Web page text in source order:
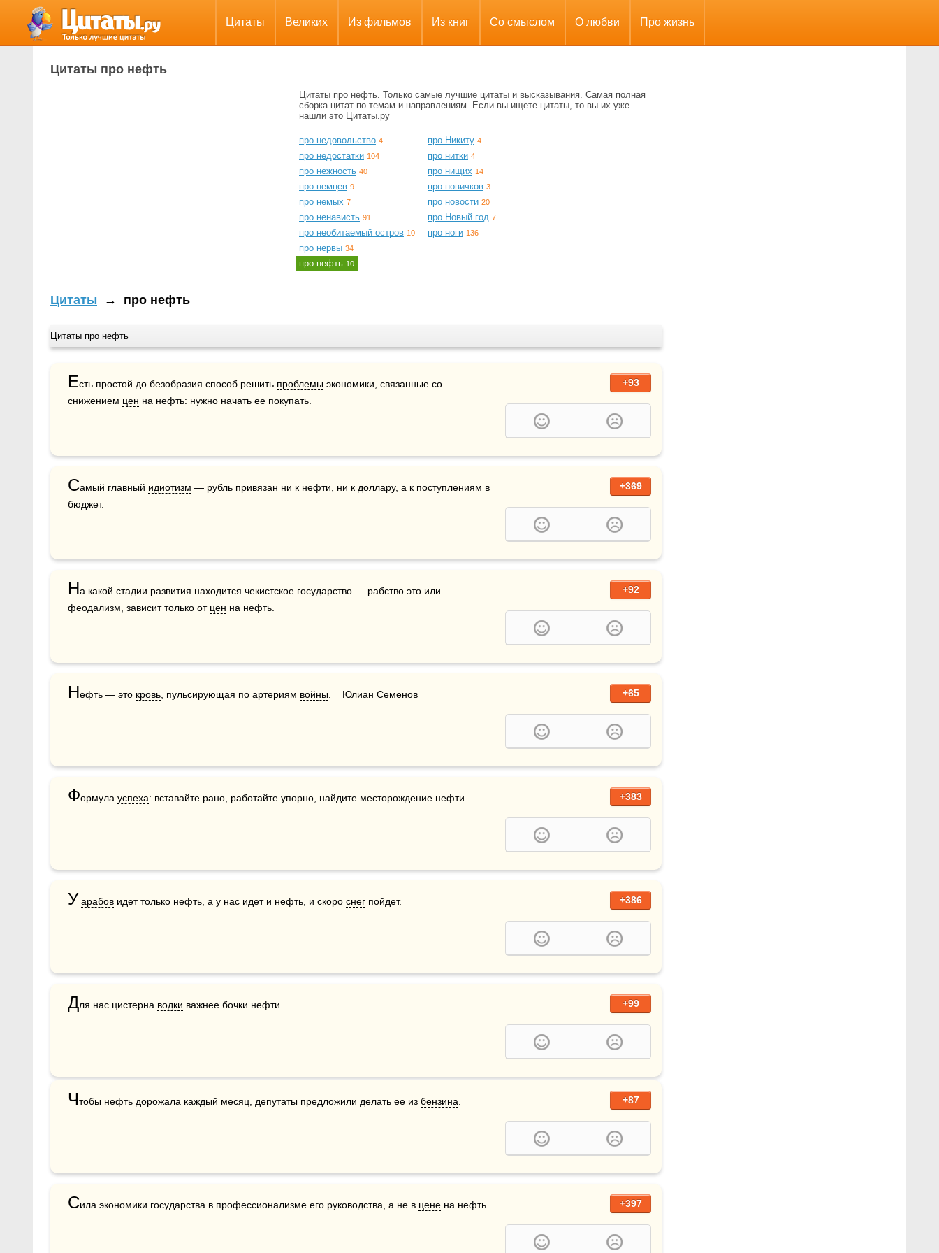
Цитаты Великих Из фильмов Из книг Со смыслом О любви Про жизнь
Цитаты про нефть
Цитаты про нефть. Только самые лучшие цитаты и высказывания. Самая полная
сборка цитат по темам и направлениям. Если вы ищете цитаты, то вы их уже
нашли это Цитаты.ру
про недовольство 4
про недостатки 104
про нежность 40
про немцев 9
про немых 7
про ненависть 91
про необитаемый остров 10
про нервы 34
про нефть 10
про Никиту 4
про нитки 4
про нищих 14
про новичков 3
про новости 20
про Новый год 7
про ноги 136
Цитаты → про нефть
Цитаты про нефть
+93
Есть простой до безобразия способ решить проблемы экономики, связанные со
снижением цен на нефть: нужно начать ее покупать.
+369
Самый главный идиотизм — рубль привязан ни к нефти, ни к доллару, а к поступлениям в
бюджет.
+92
На какой стадии развития находится чекистское государство — рабство это или
феодализм, зависит только от цен на нефть.
+65
Нефть — это кровь , пульсирующая по артериям войны .    Юлиан Семенов
+383
Формула успеха: вставайте рано, работайте упорно, найдите месторождение нефти.
+386
У арабов идет только нефть, а у нас идет и нефть, и скоро снег пойдет.
+99
Для нас цистерна водки важнее бочки нефти.
+87
Чтобы нефть дорожала каждый месяц, депутаты предложили делать ее из бензина
+397
Сила экономики государства в профессионализме его руководства, а не в цене на нефть.